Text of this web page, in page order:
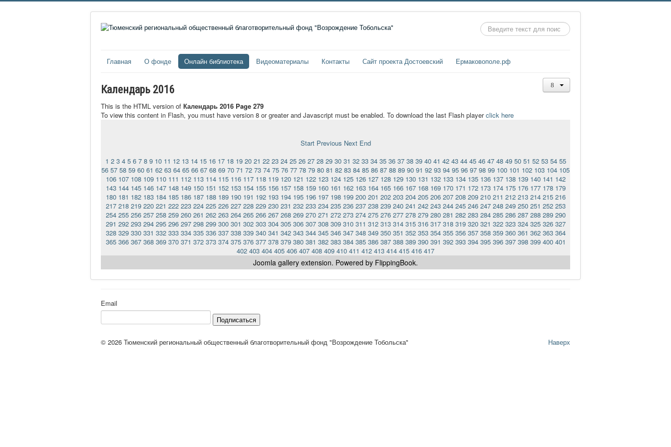
Искать...
Главная О фонде Онлайн библиотека Видеоматериалы Контакты Сайт проекта Достоевский Ермаковополе.рф
Календарь 2016
This is the HTML version of Календарь 2016 Page 279
To view this content in Flash, you must have version 8 or greater and Javascript must be enabled. To download the last Flash playerclick here
Start Previous Next End
1 2 3 4 5 6 7 8 9 10 11 12 13 14 15 16 17 18 19 20 21 22 23 24 25 26 27 28 29 30 31 32 33 34 35 36 37 38 39 40 41 42 43 44 45 46 47 48 49 50 51 52 53 54 55
56 57 58 59 60 61 62 63 64 65 66 67 68 69 70 71 72 73 74 75 76 77 78 79 80 81 82 83 84 85 86 87 88 89 90 91 92 93 94 95 96 97 98 99 100 101 102 103 104 105
106 107 108 109 110 111 112 113 114 115 116 117 118 119 120 121 122 123 124 125 126 127 128 129 130 131 132 133 134 135 136 137 138 139 140 141 142
143 144 145 146 147 148 149 150 151 152 153 154 155 156 157 158 159 160 161 162 163 164 165 166 167 168 169 170 171 172 173 174 175 176 177 178 179
180 181 182 183 184 185 186 187 188 189 190 191 192 193 194 195 196 197 198 199 200 201 202 203 204 205 206 207 208 209 210 211 212 213 214 215 216
217 218 219 220 221 222 223 224 225 226 227 228 229 230 231 232 233 234 235 236 237 238 239 240 241 242 243 244 245 246 247 248 249 250 251 252 253
254 255 256 257 258 259 260 261 262 263 264 265 266 267 268 269 270 271 272 273 274 275 276 277 278 279 280 281 282 283 284 285 286 287 288 289 290
291 292 293 294 295 296 297 298 299 300 301 302 303 304 305 306 307 308 309 310 311 312 313 314 315 316 317 318 319 320 321 322 323 324 325 326 327
328 329 330 331 332 333 334 335 336 337 338 339 340 341 342 343 344 345 346 347 348 349 350 351 352 353 354 355 356 357 358 359 360 361 362 363 364
365 366 367 368 369 370 371 372 373 374 375 376 377 378 379 380 381 382 383 384 385 386 387 388 389 390 391 392 393 394 395 396 397 398 399 400 401
402 403 404 405 406 407 408 409 410 411 412 413 414 415 416 417
Joomla gallery extension. Powered by FlippingBook.
Email
Подписаться
Наверх
© 2026 Тюменский региональный общественный благотворительный фонд "Возрождение Тобольска"